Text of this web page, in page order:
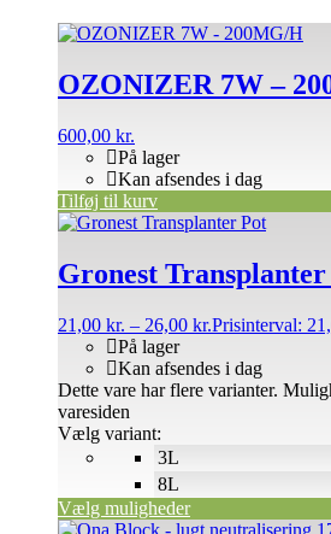
OZONIZER 7W –
600,00 kr.
På lager
Kan afsendes i dag
Tilføj til kurv
Gronest
21,00 kr. – 26,00 kr.Prisinterval:
På lager
Kan afsendes i dag
Vælg variant:
Vælg muligheder
Dette vare har flere varianter.
varesiden
3L
8L